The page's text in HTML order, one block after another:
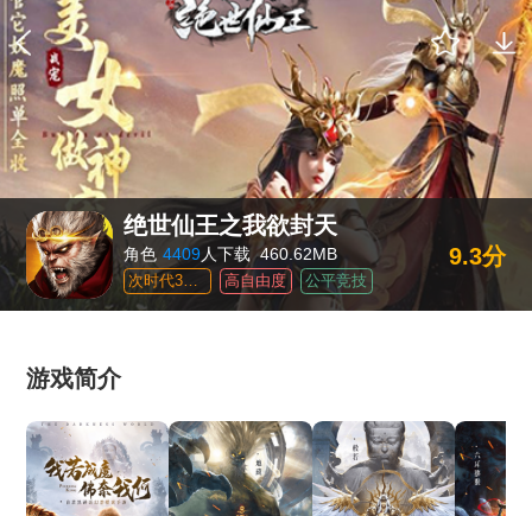
绝世仙王之我欲封天
角色 4409人下载 460.62MB
高自由度 公平竞技
9.3分
游戏简介